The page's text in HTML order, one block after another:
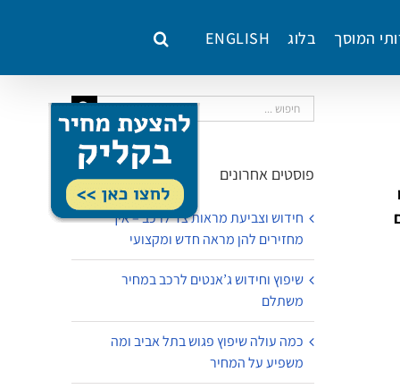
המוסך בלוג ENGLISH
חיפוש...
פוסטים אחרונים
חידוש וצביעת מראות צד לרכב – איך
מחזירים להן מראה חדש ומקצועי
שיפוץ וחידוש ג’אנטים לרכב במחיר
משתלם
כמה עולה שיפוץ פגוש בתל אביב ומה
משפיע על המחיר